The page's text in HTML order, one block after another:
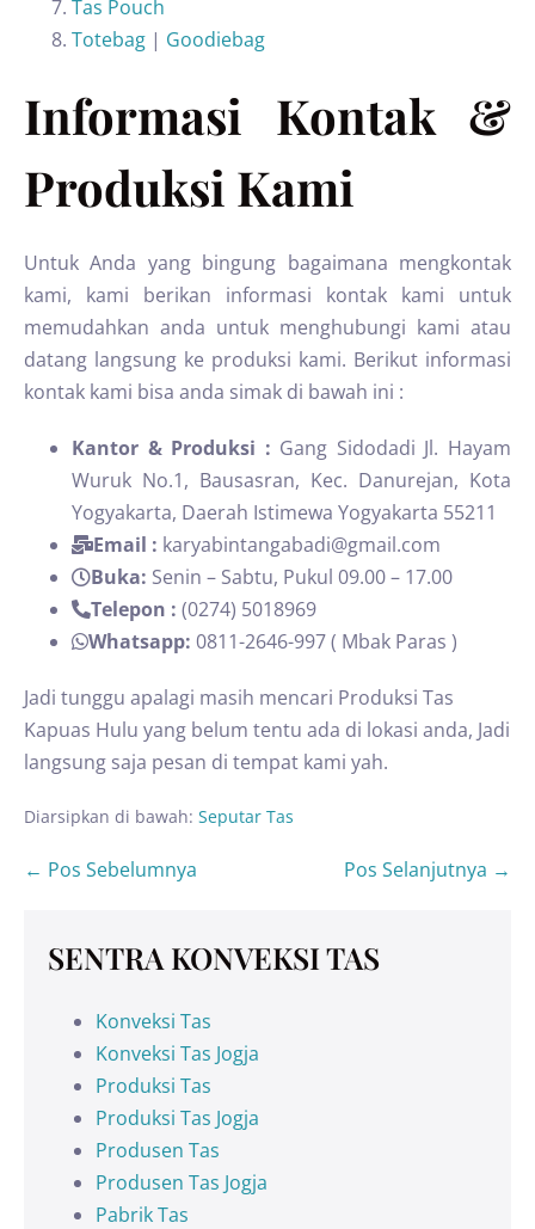
Tas Pouch
Totebag | Goodiebag
Informasi Kontak &
Produksi Kami
Untuk Anda yang bingung bagaimana mengkontak
kami, kami berikan informasi kontak kami untuk
memudahkan anda untuk menghubungi kami atau
datang langsung ke produksi kami. Berikut informasi
kontak kami bisa anda simak di bawah ini :
Kantor & Produksi : Gang Sidodadi Jl. Hayam
Wuruk No.1, Bausasran, Kec. Danurejan, Kota
Yogyakarta, Daerah Istimewa Yogyakarta 55211
Email : karyabintangabadi@gmail.com
Buka: Senin – Sabtu, Pukul 09.00 – 17.00
Telepon : (0274) 5018969
Whatsapp: 0811-2646-997 ( Mbak Paras )
Jadi tunggu apalagi masih mencari Produksi Tas
Kapuas Hulu yang belum tentu ada di lokasi anda, Jadi
langsung saja pesan di tempat kami yah.
Diarsipkan di bawah: Seputar Tas
← Pos Sebelumnya Pos Selanjutnya →
SENTRA KONVEKSI TAS
Konveksi Tas
Konveksi Tas Jogja
Produksi Tas
Produksi Tas Jogja
Produsen Tas
Produsen Tas Jogja
Pabrik Tas